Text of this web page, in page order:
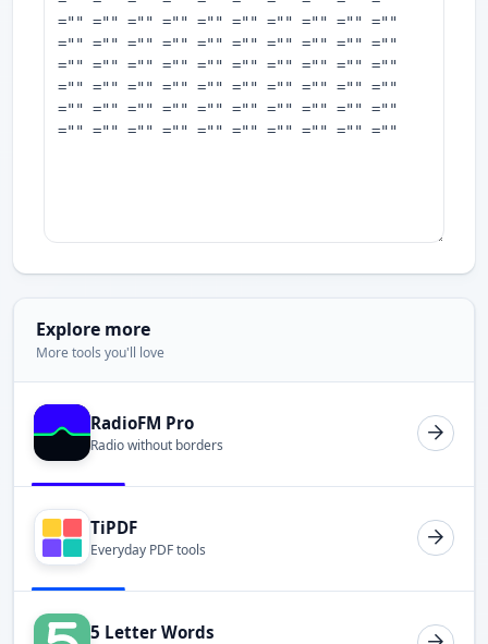
Explore more
More tools you'll love
RadioFM Pro
Radio without borders
TiPDF
Everyday PDF tools
5 Letter Words